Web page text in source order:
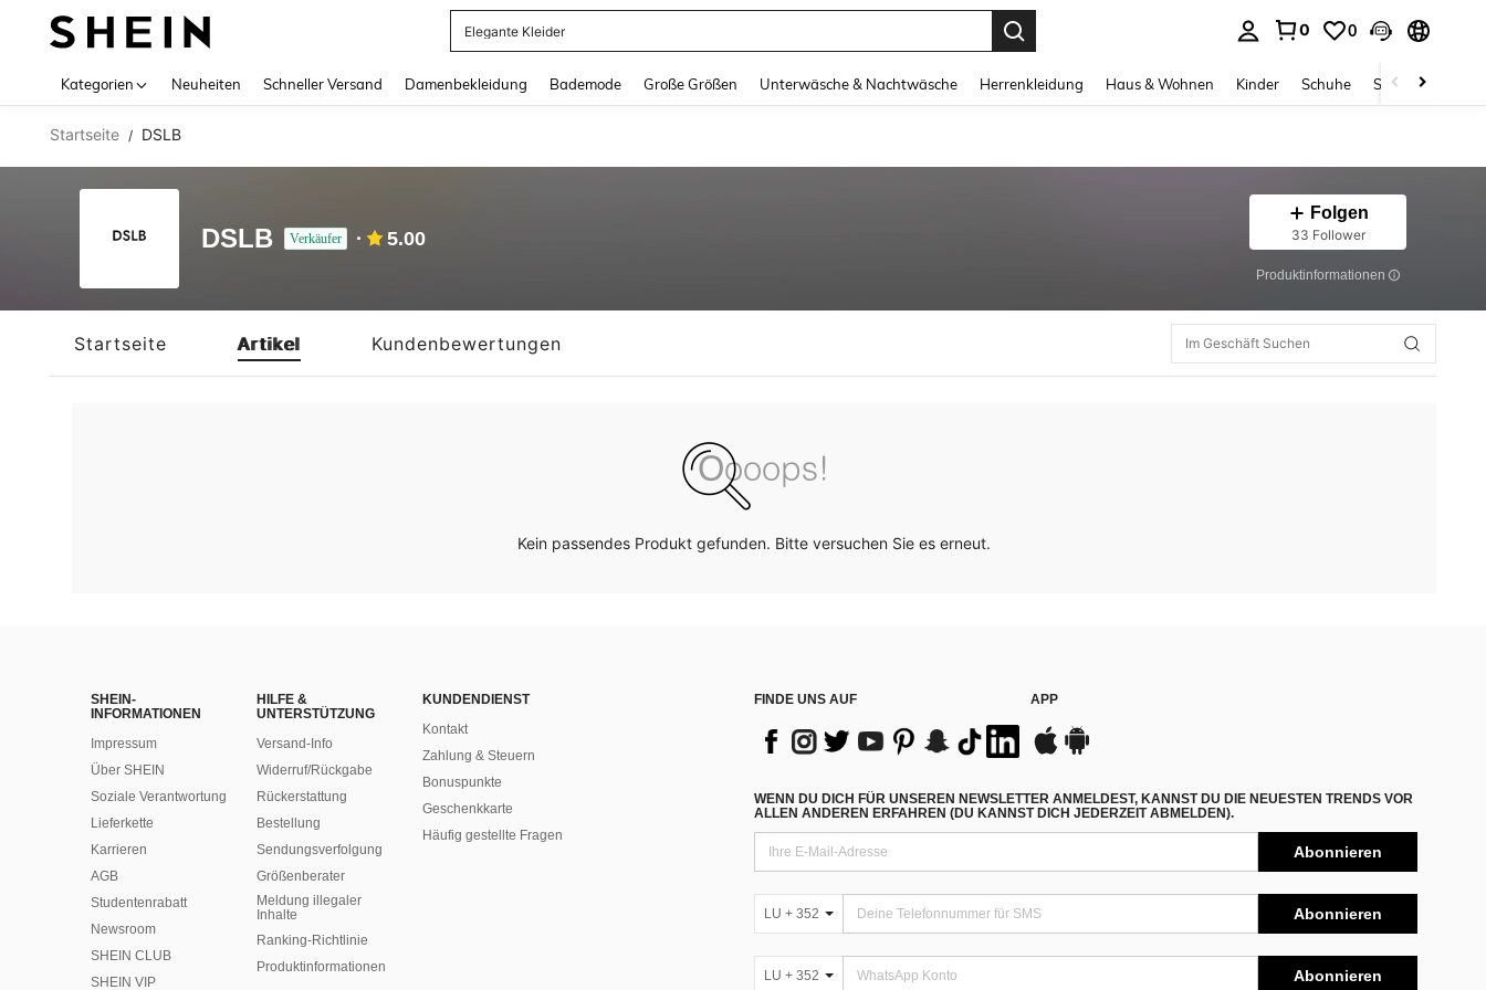
Elegante Kleider
0 0
Kategorien Neuheiten Schneller Versand Damenbekleidung Bademode Große Größen Unterwäsche & Nachtwäsche Herrenkleidung Haus & Wohnen Kinder Schuhe Schmuck &
Startseite / DSLB
DSLB Verkäufer 5.00
Folgen
33 Follower
Produktinformationen
Startseite Artikel Kundenbewertungen
Kein passendes Produkt gefunden. Bitte versuchen Sie es erneut.
SHEIN-
INFORMATIONEN
Impressum
Über SHEIN
Soziale Verantwortung
Lieferkette
Karrieren
AGB
Studentenrabatt
Newsroom
SHEIN CLUB
SHEIN VIP
HILFE &
UNTERSTÜTZUNG
Versand-Info
Widerruf/Rückgabe
Rückerstattung
Bestellung
Sendungsverfolgung
Größenberater
Meldung illegaler
Inhalte
Ranking-Richtlinie
​Produktinformationen
KUNDENDIENST
Kontakt
Zahlung & Steuern
Bonuspunkte
Geschenkkarte
Häufig gestellte Fragen
FINDE UNS AUF APP
WENN DU DICH FÜR UNSEREN NEWSLETTER ANMELDEST, KANNST DU DIE NEUESTEN TRENDS VOR
ALLEN ANDEREN ERFAHREN (DU KANNST DICH JEDERZEIT ABMELDEN).
Abonnieren
LU + 352 Abonnieren
LU + 352 Abonnieren